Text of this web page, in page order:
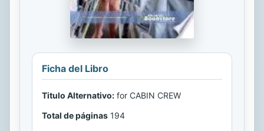
Ficha del Libro
Titulo Alternativo: for CABIN CREW
Total de páginas 194